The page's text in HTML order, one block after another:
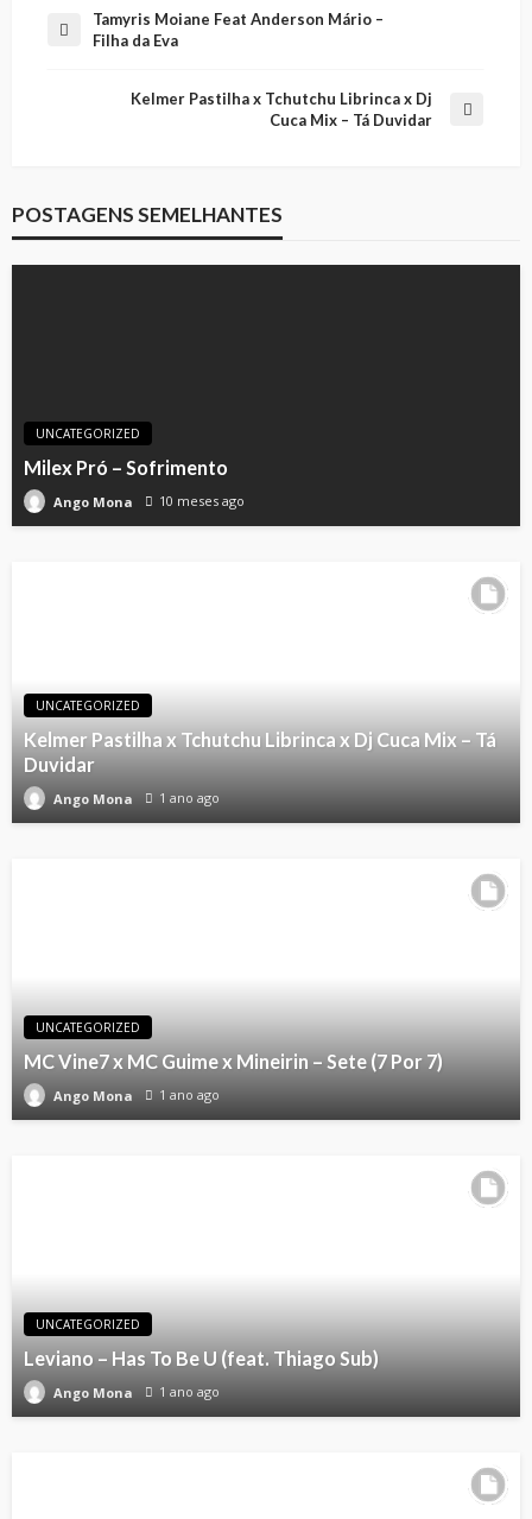
Tamyris Moiane Feat Anderson Mário –
Filha da Eva
Kelmer Pastilha x Tchutchu Librinca x Dj
Cuca Mix – Tá Duvidar
POSTAGENS SEMELHANTES
UNCATEGORIZED
Milex Pró – Sofrimento
Ango Mona 10 meses ago
UNCATEGORIZED
Kelmer Pastilha x Tchutchu Librinca x Dj Cuca Mix – Tá
Duvidar
Ango Mona 1 ano ago
UNCATEGORIZED
MC Vine7 x MC Guime x Mineirin – Sete (7 Por 7)
Ango Mona 1 ano ago
UNCATEGORIZED
Leviano – Has To Be U (feat. Thiago Sub)
Ango Mona 1 ano ago